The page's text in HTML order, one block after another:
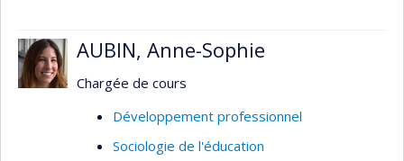
AUBIN, Anne-Sophie
Chargée de cours
Développement professionnel
Sociologie de l'éducation